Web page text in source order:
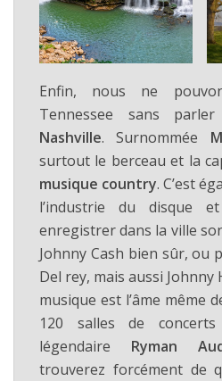
Enfin, nous ne
Tennessee sans
Nashville. Surnommée
surtout le berceau et la
musique country. C’est
l’industrie du disque
enregistrer dans la ville
Johnny Cash bien sûr, ou
Del rey, mais aussi Johnny
musique est l’âme même
120 salles de
légendaire Ryman
trouverez forcément de